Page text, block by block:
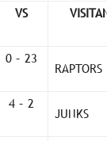
VS
0 – 23
RAPTORS
4 – 2
JUNKS